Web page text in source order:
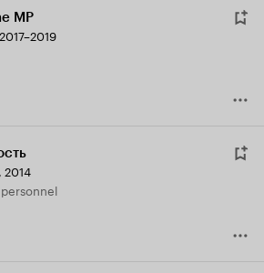
MP
, 2014
personnel